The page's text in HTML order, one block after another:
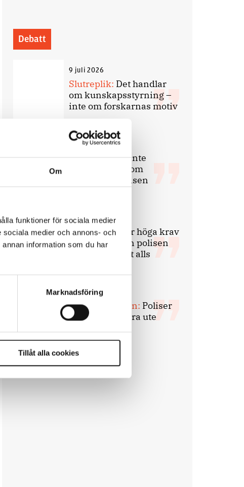
Om
funktioner för sociala medier
medier och annons- och
information som du har
Marknadsföring
Tillåt alla cookies
Debatt
9 juli 2026
Slutreplik: Det handlar
om kunskapsstyrning –
inte om forskarnas motiv
8 juli 2026
Replik:Det är inte
evidenskrav som
bakbinder polisen
7 juli 2026
Debatt: Med för höga krav
på evidens kan polisen
inte göra något alls
15 juni 2026
Mats Johansson: Poliser
behövs inte bara ute